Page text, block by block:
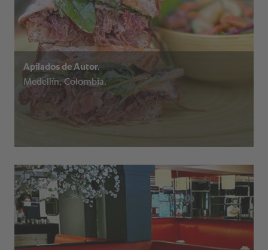
Apilados de Autor.
Medellín, Colombia.